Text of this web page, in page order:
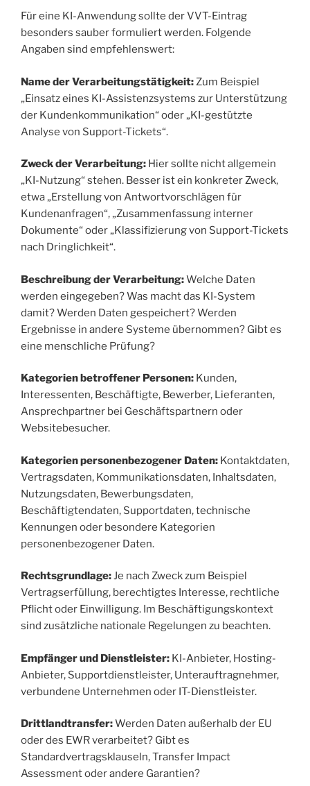
Für eine KI-Anwendung sollte der VVT-Eintrag
besonders sauber formuliert werden. Folgende
Angaben sind empfehlenswert:
Name der Verarbeitungstätigkeit:Zum Beispiel
„Einsatz eines KI-Assistenzsystems zur Unterstützung
der Kundenkommunikation“ oder „KI-gestützte
Analyse von Support-Tickets“.
Zweck der Verarbeitung: Hier sollte nicht allgemein
„KI-Nutzung“ stehen. Besser ist ein konkreter Zweck,
etwa „Erstellung von Antwortvorschlägen für
Kundenanfragen“, „Zusammenfassung interner
Dokumente“ oder „Klassifizierung von Support-Tickets
nach Dringlichkeit“.
Beschreibung der Verarbeitung:Welche Daten
werden eingegeben? Was macht das KI-System
damit? Werden Daten gespeichert? Werden
Ergebnisse in andere Systeme übernommen? Gibt es
eine menschliche Prüfung?
Kategorien betroffener Personen: Kunden,
Interessenten, Beschäftigte, Bewerber, Lieferanten,
Ansprechpartner bei Geschäftspartnern oder
Websitebesucher.
Kategorien personenbezogener Daten: Kontaktdaten,
Vertragsdaten, Kommunikationsdaten, Inhaltsdaten,
Nutzungsdaten, Bewerbungsdaten,
Beschäftigtendaten, Supportdaten, technische
Kennungen oder besondere Kategorien
personenbezogener Daten.
Rechtsgrundlage:Je nach Zweck zum Beispiel
Vertragserfüllung, berechtigtes Interesse, rechtliche
Pflicht oder Einwilligung. Im Beschäftigungskontext
sind zusätzliche nationale Regelungen zu beachten.
Empfänger und Dienstleister: KI-Anbieter, Hosting-
Anbieter, Supportdienstleister, Unterauftragnehmer,
verbundene Unternehmen oder IT-Dienstleister.
Drittlandtransfer:Werden Daten außerhalb der EU
oder des EWR verarbeitet? Gibt es
Standardvertragsklauseln, Transfer Impact
Assessment oder andere Garantien?